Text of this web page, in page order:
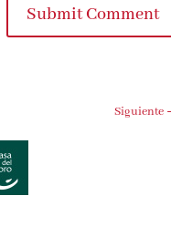
Submit Comment
Siguiente→